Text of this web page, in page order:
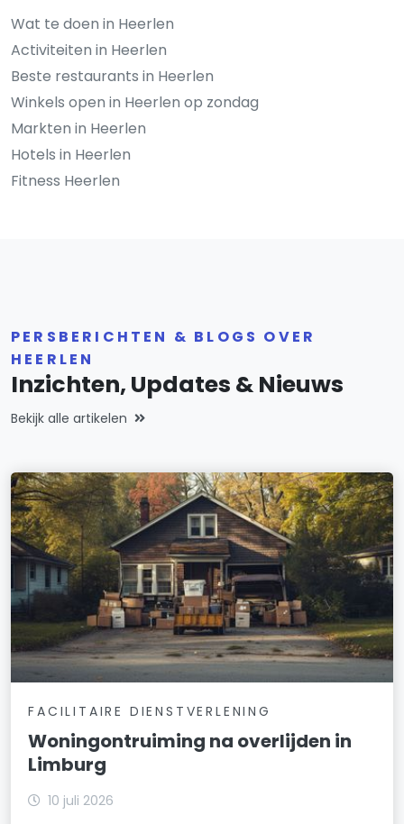
Wat te doen in Heerlen
Activiteiten in Heerlen
Beste restaurants in Heerlen
Winkels open in Heerlen op zondag
Markten in Heerlen
Hotels in Heerlen
Fitness Heerlen
PERSBERICHTEN & BLOGS OVER
HEERLEN
Inzichten, Updates & Nieuws
Bekijk alle artikelen
FACILITAIRE DIENSTVERLENING
Woningontruiming na overlijden in
Limburg
10 juli 2026